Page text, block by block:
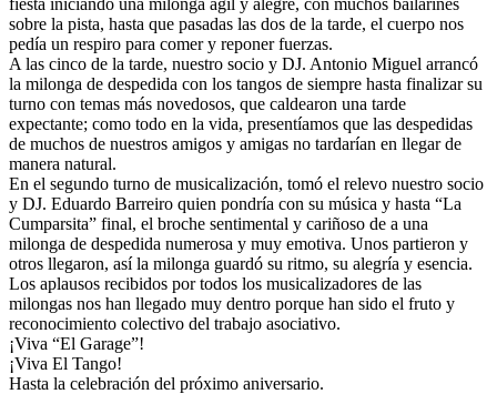
sobre la pista, hasta que pasadas las dos de la tarde, el cuerpo nos
pedía un respiro para comer y reponer fuerzas.
A las cinco de la tarde, nuestro socio y DJ. Antonio Miguel arrancó
la milonga de despedida con los tangos de siempre hasta finalizar su
turno con temas más novedosos, que caldearon una tarde
expectante; como todo en la vida, presentíamos que las despedidas
de muchos de nuestros amigos y amigas no tardarían en llegar de
manera natural.
En el segundo turno de musicalización, tomó el relevo nuestro socio
y DJ. Eduardo Barreiro quien pondría con su música y hasta “La
Cumparsita” final, el broche sentimental y cariñoso de a una
milonga de despedida numerosa y muy emotiva. Unos partieron y
otros llegaron, así la milonga guardó su ritmo, su alegría y esencia.
Los aplausos recibidos por todos los musicalizadores de las
milongas nos han llegado muy dentro porque han sido el fruto y
reconocimiento colectivo del trabajo asociativo.
¡Viva “El Garage”!
¡Viva El Tango!
Hasta la celebración del próximo aniversario.